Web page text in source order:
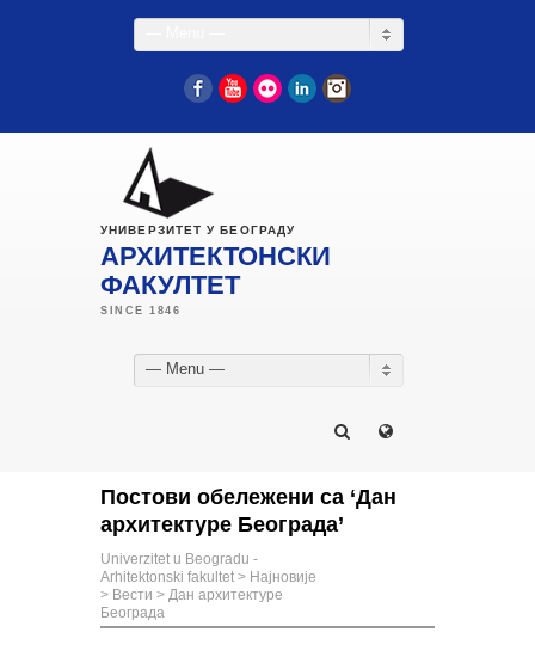
FacebookYouTube
Flickr LinkedIn
УНИВЕРЗИТЕТ У БЕОГРАДУ
АРХИТЕКТОНСКИ
ФАКУЛТЕТ
— Menu —
Постови обележени са ‘Дан
архитектуре Београда’
Univerzitet u Beogradu -
Arhitektonski fakultet > Најновије
> Вести > Дан архитектуре
Београда